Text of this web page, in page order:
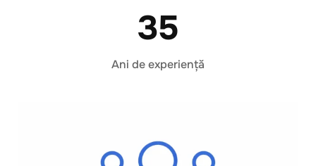
35
Ani de experiență